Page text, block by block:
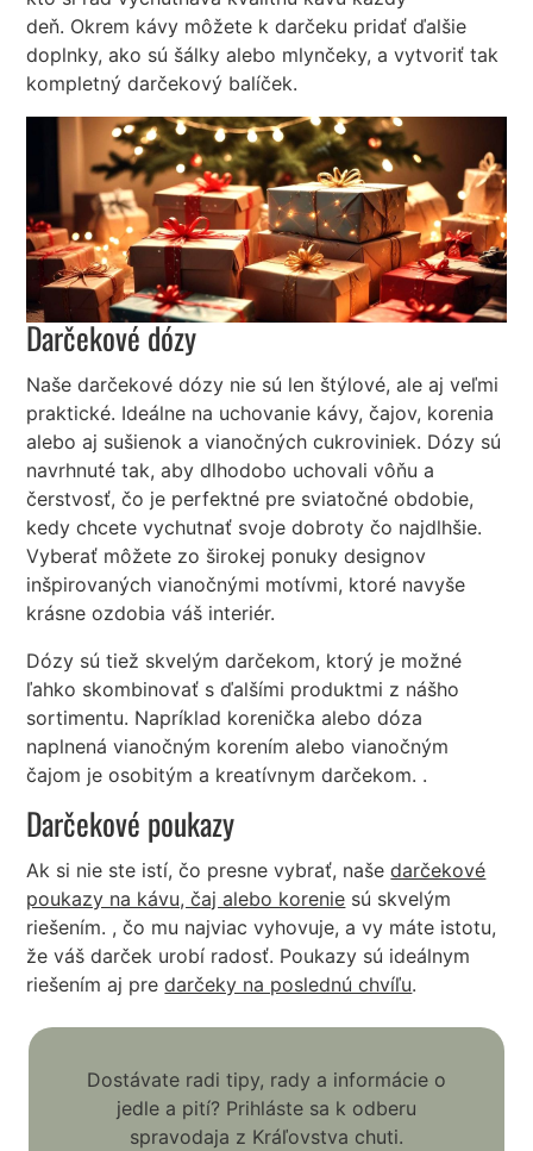
deň. Okrem kávy môžete k darčeku pridať ďalšie
doplnky, ako sú šálky alebo mlynčeky, a vytvoriť tak
kompletný darčekový balíček.
Darčekové dózy
Naše darčekové dózy nie sú len štýlové, ale aj veľmi
praktické. Ideálne na uchovanie kávy, čajov, korenia
alebo aj sušienok a vianočných cukroviniek. Dózy sú
navrhnuté tak, aby dlhodobo uchovali vôňu a
čerstvosť, čo je perfektné pre sviatočné obdobie,
kedy chcete vychutnať svoje dobroty čo najdlhšie.
Vyberať môžete zo širokej ponuky designov
inšpirovaných vianočnými motívmi, ktoré navyše
krásne ozdobia váš interiér.
Dózy sú tiež skvelým darčekom, ktorý je možné
ľahko skombinovať s ďalšími produktmi z nášho
sortimentu. Napríklad korenička alebo dóza
naplnená vianočným korením alebo vianočným
čajom je osobitým a kreatívnym darčekom. .
Darčekové poukazy
Ak si nie ste istí, čo presne vybrať, našedarčekové
poukazy na kávu, čaj alebo korenie sú skvelým
riešením. , čo mu najviac vyhovuje, a vy máte istotu,
že váš darček urobí radosť. Poukazy sú ideálnym
riešením aj predarčeky na poslednú chvíľu.
Dostávate radi tipy, rady a informácie o
jedle a pití? Prihláste sa k odberu
spravodaja z Kráľovstva chuti.